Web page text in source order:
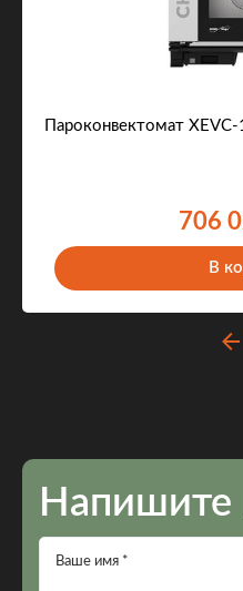
Пароконвектомат
706
В
Напишите
Ваше имя *